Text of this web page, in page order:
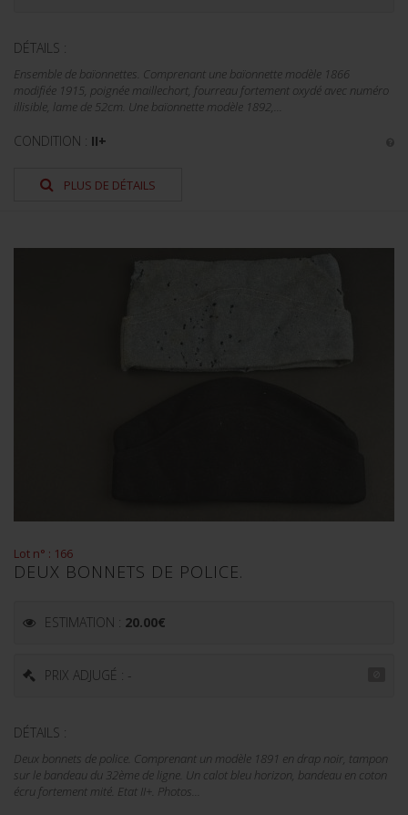
DÉTAILS :
Ensemble de baïonnettes. Comprenant une baïonnette modèle 1866
modifiée 1915, poignée maillechort, fourreau fortement oxydé avec numéro
illisible, lame de 52cm. Une baïonnette modèle 1892,...
CONDITION : II+
PLUS DE DÉTAILS
Lot n° : 166
DEUX BONNETS DE POLICE.
ESTIMATION : 20.00€
PRIX ADJUGÉ : -
DÉTAILS :
Deux bonnets de police. Comprenant un modèle 1891 en drap noir, tampon
sur le bandeau du 32ème de ligne. Un calot bleu horizon, bandeau en coton
écru fortement mité. Etat II+. Photos...